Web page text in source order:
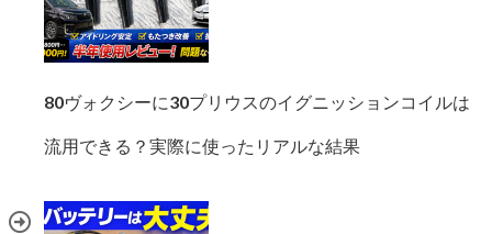
80ヴォクシーに30プリウスのイグニッションコイルは
流用できる？実際に使ったリアルな結果